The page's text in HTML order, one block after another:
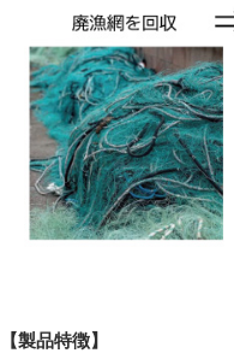
【製品特徴】